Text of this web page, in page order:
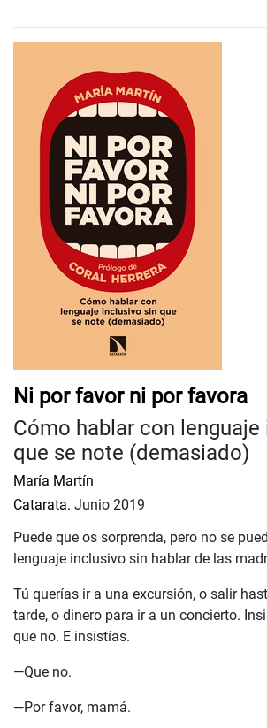
Ni por favor ni por favora
Cómo hablar con
que se note (demasiado)
María Martín
Catarata. Junio 2019
Puede que os sorprenda, pero no se
lenguaje inclusivo sin hablar de las
Tú querías ir a una excursión, o salir
tarde, o dinero para ir a un concierto.
que no. E insistías.
—Que no.
—Por favor, mamá.